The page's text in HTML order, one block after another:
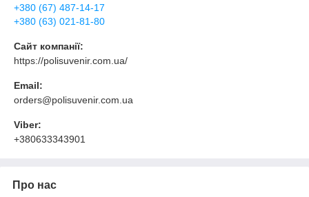
+380 (67) 487-14-17
+380 (63) 021-81-80
Сайт компанії:
https://polisuvenir.com.ua/
Email:
orders@polisuvenir.com.ua
Viber:
+380633343901
Про нас